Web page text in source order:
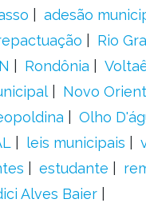
adesão
Rio
Rondônia
Novo
Olho
leis municipais
estudante
Alves Baier